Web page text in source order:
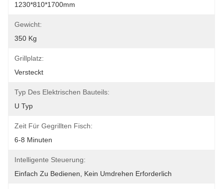
1230*810*1700mm
Gewicht:
350 Kg
Grillplatz:
Versteckt
Typ Des Elektrischen Bauteils:
U Typ
Zeit Für Gegrillten Fisch:
6-8 Minuten
Intelligente Steuerung:
Einfach Zu Bedienen, Kein Umdrehen Erforderlich